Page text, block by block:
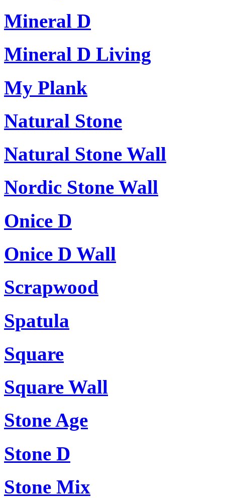
Mineral D
Mineral D Living
My Plank
Natural Stone
Natural Stone Wall
Nordic Stone Wall
Onice D
Onice D Wall
Scrapwood
Spatula
Square
Square Wall
Stone Age
Stone D
Stone Mix